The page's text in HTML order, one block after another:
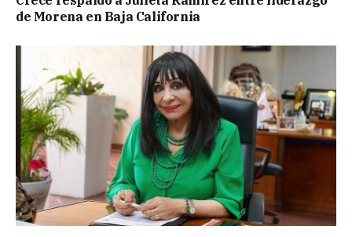
de Morena en Baja California